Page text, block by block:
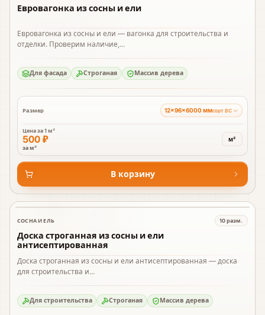
Евровагонка из сосны и ели
Евровагонка из сосны и ели — вагонка для строительства и
отделки. Проверим наличие,...
Для фасада Строганая Массив дерева
Размер 12×96×6000 ммсорт BC
Цена за1 м²
500 ₽
за м²
м²
В корзину
В наличии
СОСНА И ЕЛЬ 10разм.
Доска строганная из сосны и ели
антисептированная
Доска строганная из сосны и ели антисептированная — доска
для строительства и...
Для строительства Строганая Массив дерева